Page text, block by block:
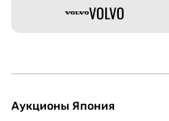
VOLVO
Аукционы Япония